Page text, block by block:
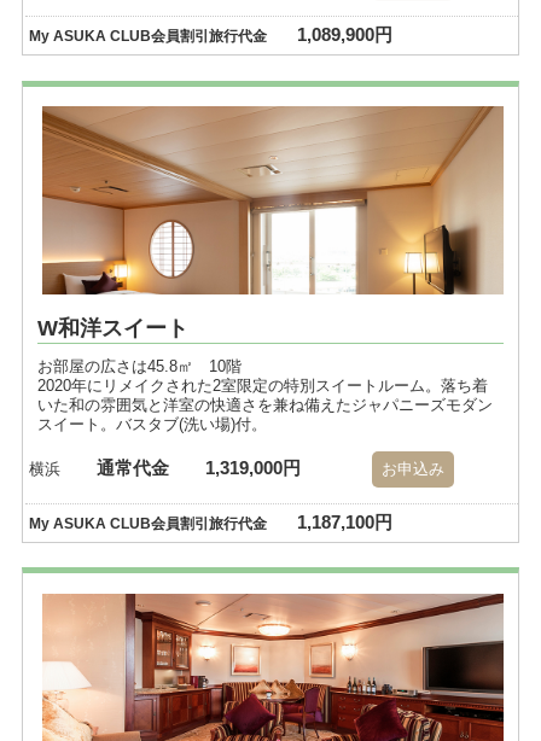
My ASUKA CLUB会員割引旅行代金 1,089,900円
W和洋スイート
お部屋の広さは45.8㎡ 10階
2020年にリメイクされた2室限定の特別スイートルーム。落ち着
いた和の雰囲気と洋室の快適さを兼ね備えたジャパニーズモダン
スイート。バスタブ(洗い場)付。
横浜 通常代金 1,319,000円 お申込み
My ASUKA CLUB会員割引旅行代金 1,187,100円